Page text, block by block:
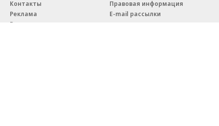
Контакты
Реклама
Вакансии
Правовая информация
E-mail рассылки